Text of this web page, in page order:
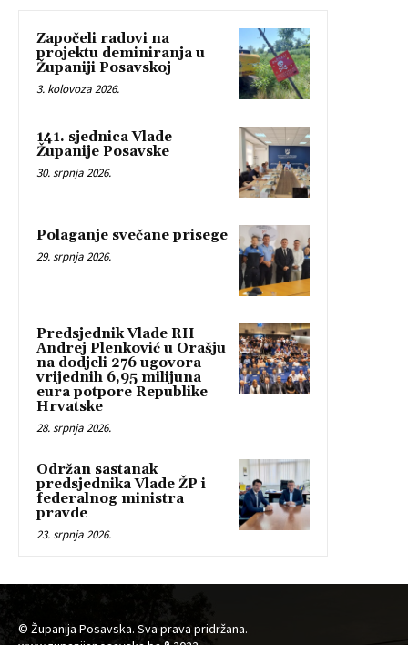
Započeli radovi na
projektu deminiranja u
Županiji Posavskoj
3. kolovoza 2026.
141. sjednica Vlade
Županije Posavske
30. srpnja 2026.
Polaganje svečane prisege
29. srpnja 2026.
Predsjednik Vlade RH
Andrej Plenković u Orašju
na dodjeli 276 ugovora
vrijednih 6,95 milijuna
eura potpore Republike
Hrvatske
28. srpnja 2026.
Održan sastanak
predsjednika Vlade ŽP i
federalnog ministra
pravde
23. srpnja 2026.
© Županija Posavska. Sva prava pridržana.